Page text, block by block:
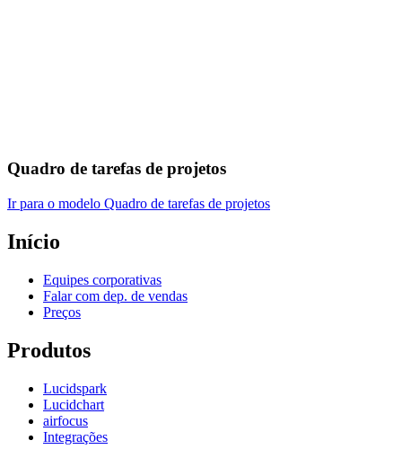
Quadro de tarefas de projetos
Ir para o modelo Quadro de tarefas de projetos
Início
Equipes corporativas
Falar com dep. de vendas
Preços
Produtos
Lucidspark
Lucidchart
airfocus
Integrações